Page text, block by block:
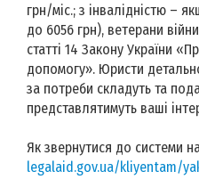
грн/міс.; з інвалідністю –
до 6056 грн), ветерани
статті 14 Закону України
допомогу». Юристи
за потреби складуть та
представлятимуть ваші
Як звернутися до системи
legalaid.gov.ua/kliyentam/